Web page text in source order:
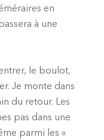
en
à une
le boulot,
Je monte dans
du retour. Les
pas dans une
parmi les «